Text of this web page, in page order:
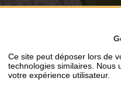
culturel en passant par la
Ce site peut déposer lors de
technologies similaires. Nous
votre expérience utilisateur.